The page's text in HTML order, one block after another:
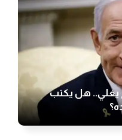
يغلي.. هل يكتب